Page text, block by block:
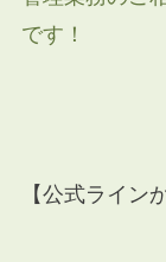
です！
【公式ライン